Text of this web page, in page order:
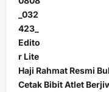
Haji Rahmat Resmi
Cetak Bibit Atlet